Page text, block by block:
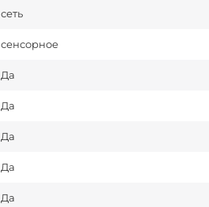
сеть
сенсорное
Да
Да
Да
Да
Да